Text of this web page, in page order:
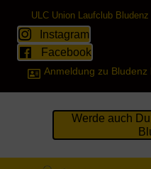
ULC Union Laufclub Bludenz
Instagram
Facebook
Anmeldung zu Bludenz
Werde auch